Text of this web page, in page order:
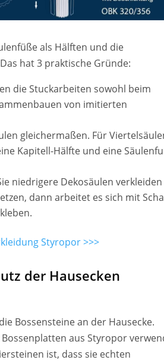
als Hälften und die
hat 3 praktische Gründe:
die Stuckarbeiten sowohl beim
von imitierten
gleichermaßen. Für
Kapitell-Hälfte und eine
niedrigere Dekosäulen verkleiden
dann arbeitet es sich mit
Styropor >>>
der Hausecken
Bossensteine an der Hausecke.
aus Styropor
ist, dass sie echten